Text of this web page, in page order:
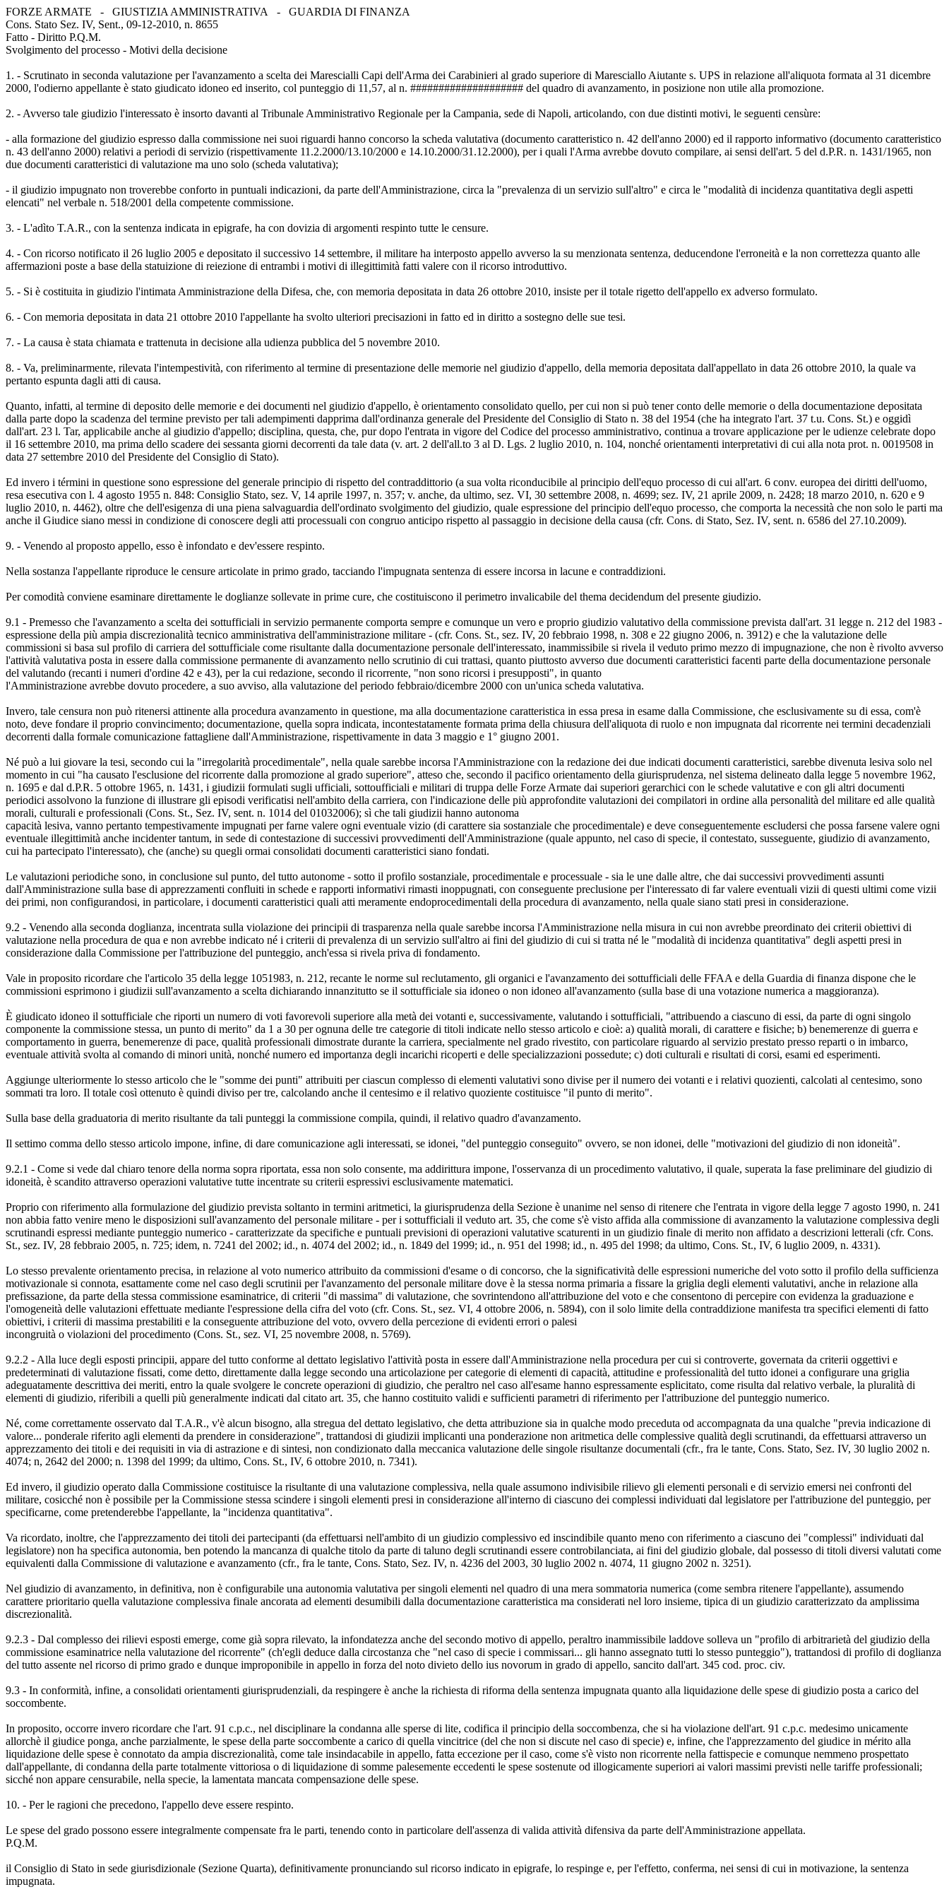
FORZE ARMATE - GIUSTIZIA AMMINISTRATIVA - GUARDIA DI FINANZA
Cons. Stato Sez. IV, Sent., 09-12-2010, n. 8655
Fatto - Diritto P.Q.M.
Svolgimento del processo - Motivi della decisione
1. - Scrutinato in seconda valutazione per l'avanzamento a scelta dei Marescialli Capi dell'Arma dei Carabinieri al grado superiore di Maresciallo Aiutante s. UPS in relazione all'aliquota formata al 31 dicembre
2000, l'odierno appellante è stato giudicato idoneo ed inserito, col punteggio di 11,57, al n. #################### del quadro di avanzamento, in posizione non utile alla promozione.
2. - Avverso tale giudizio l'interessato è insorto davanti al Tribunale Amministrativo Regionale per la Campania, sede di Napoli, articolando, con due distinti motivi, le seguenti censùre:
- alla formazione del giudizio espresso dalla commissione nei suoi riguardi hanno concorso la scheda valutativa (documento caratteristico n. 42 dell'anno 2000) ed il rapporto informativo (documento caratteristico
n. 43 dell'anno 2000) relativi a periodi di servizio (rispettivamente 11.2.2000/13.10/2000 e 14.10.2000/31.12.2000), per i quali l'Arma avrebbe dovuto compilare, ai sensi dell'art. 5 del d.P.R. n. 1431/1965, non
due documenti caratteristici di valutazione ma uno solo (scheda valutativa);
- il giudizio impugnato non troverebbe conforto in puntuali indicazioni, da parte dell'Amministrazione, circa la "prevalenza di un servizio sull'altro" e circa le "modalità di incidenza quantitativa degli aspetti
elencati" nel verbale n. 518/2001 della competente commissione.
3. - L'adìto T.A.R., con la sentenza indicata in epigrafe, ha con dovizia di argomenti respinto tutte le censure.
4. - Con ricorso notificato il 26 luglio 2005 e depositato il successivo 14 settembre, il militare ha interposto appello avverso la su menzionata sentenza, deducendone l'erroneità e la non correttezza quanto alle
affermazioni poste a base della statuizione di reiezione di entrambi i motivi di illegittimità fatti valere con il ricorso introduttivo.
5. - Si è costituita in giudizio l'intimata Amministrazione della Difesa, che, con memoria depositata in data 26 ottobre 2010, insiste per il totale rigetto dell'appello ex adverso formulato.
6. - Con memoria depositata in data 21 ottobre 2010 l'appellante ha svolto ulteriori precisazioni in fatto ed in diritto a sostegno delle sue tesi.
7. - La causa è stata chiamata e trattenuta in decisione alla udienza pubblica del 5 novembre 2010.
8. - Va, preliminarmente, rilevata l'intempestività, con riferimento al termine di presentazione delle memorie nel giudizio d'appello, della memoria depositata dall'appellato in data 26 ottobre 2010, la quale va
pertanto espunta dagli atti di causa.
Quanto, infatti, al termine di deposito delle memorie e dei documenti nel giudizio d'appello, è orientamento consolidato quello, per cui non si può tener conto delle memorie o della documentazione depositata
dalla parte dopo la scadenza del termine previsto per tali adempimenti dapprima dall'ordinanza generale del Presidente del Consiglio di Stato n. 38 del 1954 (che ha integrato l'art. 37 t.u. Cons. St.) e oggidì
dall'art. 23 l. Tar, applicabile anche al giudizio d'appello; disciplina, questa, che, pur dopo l'entrata in vigore del Codice del processo amministrativo, continua a trovare applicazione per le udienze celebrate dopo
il 16 settembre 2010, ma prima dello scadere dei sessanta giorni decorrenti da tale data (v. art. 2 dell'all.to 3 al D. Lgs. 2 luglio 2010, n. 104, nonché orientamenti interpretativi di cui alla nota prot. n. 0019508 in
data 27 settembre 2010 del Presidente del Consiglio di Stato).
Ed invero i términi in questione sono espressione del generale principio di rispetto del contraddittorio (a sua volta riconducibile al principio dell'equo processo di cui all'art. 6 conv. europea dei diritti dell'uomo,
resa esecutiva con l. 4 agosto 1955 n. 848: Consiglio Stato, sez. V, 14 aprile 1997, n. 357; v. anche, da ultimo, sez. VI, 30 settembre 2008, n. 4699; sez. IV, 21 aprile 2009, n. 2428; 18 marzo 2010, n. 620 e 9
luglio 2010, n. 4462), oltre che dell'esigenza di una piena salvaguardia dell'ordinato svolgimento del giudizio, quale espressione del principio dell'equo processo, che comporta la necessità che non solo le parti ma
anche il Giudice siano messi in condizione di conoscere degli atti processuali con congruo anticipo rispetto al passaggio in decisione della causa (cfr. Cons. di Stato, Sez. IV, sent. n. 6586 del 27.10.2009).
9. - Venendo al proposto appello, esso è infondato e dev'essere respinto.
Nella sostanza l'appellante riproduce le censure articolate in primo grado, tacciando l'impugnata sentenza di essere incorsa in lacune e contraddizioni.
Per comodità conviene esaminare direttamente le doglianze sollevate in prime cure, che costituiscono il perimetro invalicabile del thema decidendum del presente giudizio.
9.1 - Premesso che l'avanzamento a scelta dei sottufficiali in servizio permanente comporta sempre e comunque un vero e proprio giudizio valutativo della commissione prevista dall'art. 31 legge n. 212 del 1983 -
espressione della più ampia discrezionalità tecnico amministrativa dell'amministrazione militare - (cfr. Cons. St., sez. IV, 20 febbraio 1998, n. 308 e 22 giugno 2006, n. 3912) e che la valutazione delle
commissioni si basa sul profilo di carriera del sottufficiale come risultante dalla documentazione personale dell'interessato, inammissibile si rivela il veduto primo mezzo di impugnazione, che non è rivolto avverso
l'attività valutativa posta in essere dalla commissione permanente di avanzamento nello scrutinio di cui trattasi, quanto piuttosto avverso due documenti caratteristici facenti parte della documentazione personale
del valutando (recanti i numeri d'ordine 42 e 43), per la cui redazione, secondo il ricorrente, "non sono ricorsi i presupposti", in quanto
l'Amministrazione avrebbe dovuto procedere, a suo avviso, alla valutazione del periodo febbraio/dicembre 2000 con un'unica scheda valutativa.
Invero, tale censura non può ritenersi attinente alla procedura avanzamento in questione, ma alla documentazione caratteristica in essa presa in esame dalla Commissione, che esclusivamente su di essa, com'è
noto, deve fondare il proprio convincimento; documentazione, quella sopra indicata, incontestatamente formata prima della chiusura dell'aliquota di ruolo e non impugnata dal ricorrente nei termini decadenziali
decorrenti dalla formale comunicazione fattagliene dall'Amministrazione, rispettivamente in data 3 maggio e 1° giugno 2001.
Né può a lui giovare la tesi, secondo cui la "irregolarità procedimentale", nella quale sarebbe incorsa l'Amministrazione con la redazione dei due indicati documenti caratteristici, sarebbe divenuta lesiva solo nel
momento in cui "ha causato l'esclusione del ricorrente dalla promozione al grado superiore", atteso che, secondo il pacifico orientamento della giurisprudenza, nel sistema delineato dalla legge 5 novembre 1962,
n. 1695 e dal d.P.R. 5 ottobre 1965, n. 1431, i giudizii formulati sugli ufficiali, sottoufficiali e militari di truppa delle Forze Armate dai superiori gerarchici con le schede valutative e con gli altri documenti
periodici assolvono la funzione di illustrare gli episodi verificatisi nell'ambito della carriera, con l'indicazione delle più approfondite valutazioni dei compilatori in ordine alla personalità del militare ed alle qualità
morali, culturali e professionali (Cons. St., Sez. IV, sent. n. 1014 del 01032006); sì che tali giudizii hanno autonoma
capacità lesiva, vanno pertanto tempestivamente impugnati per farne valere ogni eventuale vizio (di carattere sia sostanziale che procedimentale) e deve conseguentemente escludersi che possa farsene valere ogni
eventuale illegittimità anche incidenter tantum, in sede di contestazione di successivi provvedimenti dell'Amministrazione (quale appunto, nel caso di specie, il contestato, susseguente, giudizio di avanzamento,
cui ha partecipato l'interessato), che (anche) su quegli ormai consolidati documenti caratteristici siano fondati.
Le valutazioni periodiche sono, in conclusione sul punto, del tutto autonome - sotto il profilo sostanziale, procedimentale e processuale - sia le une dalle altre, che dai successivi provvedimenti assunti
dall'Amministrazione sulla base di apprezzamenti confluiti in schede e rapporti informativi rimasti inoppugnati, con conseguente preclusione per l'interessato di far valere eventuali vizii di questi ultimi come vizii
dei primi, non configurandosi, in particolare, i documenti caratteristici quali atti meramente endoprocedimentali della procedura di avanzamento, nella quale siano stati presi in considerazione.
9.2 - Venendo alla seconda doglianza, incentrata sulla violazione dei principii di trasparenza nella quale sarebbe incorsa l'Amministrazione nella misura in cui non avrebbe preordinato dei criterii obiettivi di
valutazione nella procedura de qua e non avrebbe indicato né i criterii di prevalenza di un servizio sull'altro ai fini del giudizio di cui si tratta né le "modalità di incidenza quantitativa" degli aspetti presi in
considerazione dalla Commissione per l'attribuzione del punteggio, anch'essa si rivela priva di fondamento.
Vale in proposito ricordare che l'articolo 35 della legge 1051983, n. 212, recante le norme sul reclutamento, gli organici e l'avanzamento dei sottufficiali delle FFAA e della Guardia di finanza dispone che le
commissioni esprimono i giudizii sull'avanzamento a scelta dichiarando innanzitutto se il sottufficiale sia idoneo o non idoneo all'avanzamento (sulla base di una votazione numerica a maggioranza).
È giudicato idoneo il sottufficiale che riporti un numero di voti favorevoli superiore alla metà dei votanti e, successivamente, valutando i sottufficiali, "attribuendo a ciascuno di essi, da parte di ogni singolo
componente la commissione stessa, un punto di merito" da 1 a 30 per ognuna delle tre categorie di titoli indicate nello stesso articolo e cioè: a) qualità morali, di carattere e fisiche; b) benemerenze di guerra e
comportamento in guerra, benemerenze di pace, qualità professionali dimostrate durante la carriera, specialmente nel grado rivestito, con particolare riguardo al servizio prestato presso reparti o in imbarco,
eventuale attività svolta al comando di minori unità, nonché numero ed importanza degli incarichi ricoperti e delle specializzazioni possedute; c) doti culturali e risultati di corsi, esami ed esperimenti.
Aggiunge ulteriormente lo stesso articolo che le "somme dei punti" attribuiti per ciascun complesso di elementi valutativi sono divise per il numero dei votanti e i relativi quozienti, calcolati al centesimo, sono
sommati tra loro. Il totale così ottenuto è quindi diviso per tre, calcolando anche il centesimo e il relativo quoziente costituisce "il punto di merito".
Sulla base della graduatoria di merito risultante da tali punteggi la commissione compila, quindi, il relativo quadro d'avanzamento.
Il settimo comma dello stesso articolo impone, infine, di dare comunicazione agli interessati, se idonei, "del punteggio conseguito" ovvero, se non idonei, delle "motivazioni del giudizio di non idoneità".
9.2.1 - Come si vede dal chiaro tenore della norma sopra riportata, essa non solo consente, ma addirittura impone, l'osservanza di un procedimento valutativo, il quale, superata la fase preliminare del giudizio di
idoneità, è scandito attraverso operazioni valutative tutte incentrate su criterii espressivi esclusivamente matematici.
Proprio con riferimento alla formulazione del giudizio prevista soltanto in termini aritmetici, la giurisprudenza della Sezione è unanime nel senso di ritenere che l'entrata in vigore della legge 7 agosto 1990, n. 241
non abbia fatto venire meno le disposizioni sull'avanzamento del personale militare - per i sottufficiali il veduto art. 35, che come s'è visto affida alla commissione di avanzamento la valutazione complessiva degli
scrutinandi espressi mediante punteggio numerico - caratterizzate da specifiche e puntuali previsioni di operazioni valutative scaturenti in un giudizio finale di merito non affidato a descrizioni letterali (cfr. Cons.
St., sez. IV, 28 febbraio 2005, n. 725; idem, n. 7241 del 2002; id., n. 4074 del 2002; id., n. 1849 del 1999; id., n. 951 del 1998; id., n. 495 del 1998; da ultimo, Cons. St., IV, 6 luglio 2009, n. 4331).
Lo stesso prevalente orientamento precisa, in relazione al voto numerico attribuito da commissioni d'esame o di concorso, che la significatività delle espressioni numeriche del voto sotto il profilo della sufficienza
motivazionale si connota, esattamente come nel caso degli scrutinii per l'avanzamento del personale militare dove è la stessa norma primaria a fissare la griglia degli elementi valutativi, anche in relazione alla
prefissazione, da parte della stessa commissione esaminatrice, di criterii "di massima" di valutazione, che sovrintendono all'attribuzione del voto e che consentono di percepire con evidenza la graduazione e
l'omogeneità delle valutazioni effettuate mediante l'espressione della cifra del voto (cfr. Cons. St., sez. VI, 4 ottobre 2006, n. 5894), con il solo limite della contraddizione manifesta tra specifici elementi di fatto
obiettivi, i criterii di massima prestabiliti e la conseguente attribuzione del voto, ovvero della percezione di evidenti errori o palesi
incongruità o violazioni del procedimento (Cons. St., sez. VI, 25 novembre 2008, n. 5769).
9.2.2 - Alla luce degli esposti principii, appare del tutto conforme al dettato legislativo l'attività posta in essere dall'Amministrazione nella procedura per cui si controverte, governata da criterii oggettivi e
predeterminati di valutazione fissati, come detto, direttamente dalla legge secondo una articolazione per categorie di elementi di capacità, attitudine e professionalità del tutto idonei a configurare una griglia
adeguatamente descrittiva dei meriti, entro la quale svolgere le concrete operazioni di giudizio, che peraltro nel caso all'esame hanno espressamente esplicitato, come risulta dal relativo verbale, la pluralità di
elementi di giudizio, riferibili a quelli più generalmente indicati dal citato art. 35, che hanno costituito validi e sufficienti parametri di riferimento per l'attribuzione del punteggio numerico.
Né, come correttamente osservato dal T.A.R., v'è alcun bisogno, alla stregua del dettato legislativo, che detta attribuzione sia in qualche modo preceduta od accompagnata da una qualche "previa indicazione di
valore... ponderale riferito agli elementi da prendere in considerazione", trattandosi di giudizii implicanti una ponderazione non aritmetica delle complessive qualità degli scrutinandi, da effettuarsi attraverso un
apprezzamento dei titoli e dei requisiti in via di astrazione e di sintesi, non condizionato dalla meccanica valutazione delle singole risultanze documentali (cfr., fra le tante, Cons. Stato, Sez. IV, 30 luglio 2002 n.
4074; n, 2642 del 2000; n. 1398 del 1999; da ultimo, Cons. St., IV, 6 ottobre 2010, n. 7341).
Ed invero, il giudizio operato dalla Commissione costituisce la risultante di una valutazione complessiva, nella quale assumono indivisibile rilievo gli elementi personali e di servizio emersi nei confronti del
militare, cosicché non è possibile per la Commissione stessa scindere i singoli elementi presi in considerazione all'interno di ciascuno dei complessi individuati dal legislatore per l'attribuzione del punteggio, per
specificarne, come pretenderebbe l'appellante, la "incidenza quantitativa".
Va ricordato, inoltre, che l'apprezzamento dei titoli dei partecipanti (da effettuarsi nell'ambito di un giudizio complessivo ed inscindibile quanto meno con riferimento a ciascuno dei "complessi" individuati dal
legislatore) non ha specifica autonomia, ben potendo la mancanza di qualche titolo da parte di taluno degli scrutinandi essere controbilanciata, ai fini del giudizio globale, dal possesso di titoli diversi valutati come
equivalenti dalla Commissione di valutazione e avanzamento (cfr., fra le tante, Cons. Stato, Sez. IV, n. 4236 del 2003, 30 luglio 2002 n. 4074, 11 giugno 2002 n. 3251).
Nel giudizio di avanzamento, in definitiva, non è configurabile una autonomia valutativa per singoli elementi nel quadro di una mera sommatoria numerica (come sembra ritenere l'appellante), assumendo
carattere prioritario quella valutazione complessiva finale ancorata ad elementi desumibili dalla documentazione caratteristica ma considerati nel loro insieme, tipica di un giudizio caratterizzato da amplissima
discrezionalità.
9.2.3 - Dal complesso dei rilievi esposti emerge, come già sopra rilevato, la infondatezza anche del secondo motivo di appello, peraltro inammissibile laddove solleva un "profilo di arbitrarietà del giudizio della
commissione esaminatrice nella valutazione del ricorrente" (ch'egli deduce dalla circostanza che "nel caso di specie i commissari... gli hanno assegnato tutti lo stesso punteggio"), trattandosi di profilo di doglianza
del tutto assente nel ricorso di primo grado e dunque improponibile in appello in forza del noto divieto dello ius novorum in grado di appello, sancito dall'art. 345 cod. proc. civ.
9.3 - In conformità, infine, a consolidati orientamenti giurisprudenziali, da respingere è anche la richiesta di riforma della sentenza impugnata quanto alla liquidazione delle spese di giudizio posta a carico del
soccombente.
In proposito, occorre invero ricordare che l'art. 91 c.p.c., nel disciplinare la condanna alle sperse di lite, codifica il principio della soccombenza, che si ha violazione dell'art. 91 c.p.c. medesimo unicamente
allorchè il giudice ponga, anche parzialmente, le spese della parte soccombente a carico di quella vincitrice (del che non si discute nel caso di specie) e, infine, che l'apprezzamento del giudice in mérito alla
liquidazione delle spese è connotato da ampia discrezionalità, come tale insindacabile in appello, fatta eccezione per il caso, come s'è visto non ricorrente nella fattispecie e comunque nemmeno prospettato
dall'appellante, di condanna della parte totalmente vittoriosa o di liquidazione di somme palesemente eccedenti le spese sostenute od illogicamente superiori ai valori massimi previsti nelle tariffe professionali;
sicché non appare censurabile, nella specie, la lamentata mancata compensazione delle spese.
10. - Per le ragioni che precedono, l'appello deve essere respinto.
Le spese del grado possono essere integralmente compensate fra le parti, tenendo conto in particolare dell'assenza di valida attività difensiva da parte dell'Amministrazione appellata.
P.Q.M.
il Consiglio di Stato in sede giurisdizionale (Sezione Quarta), definitivamente pronunciando sul ricorso indicato in epigrafe, lo respinge e, per l'effetto, conferma, nei sensi di cui in motivazione, la sentenza
impugnata.